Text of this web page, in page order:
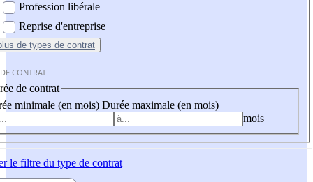
Profession libérale
Reprise d'entreprise
de types de contrat
CONTRAT
de contrat
minimale (en mois) Durée maximale (en mois)
mois
le filtre du type de contrat